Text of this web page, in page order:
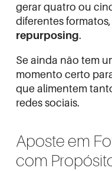
gerar quatro ou
diferentes
repurposing.
Se ainda não tem
momento certo
que alimentem
redes sociais.
Aposte em
com